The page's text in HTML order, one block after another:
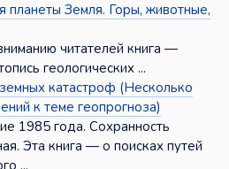
планеты Земля. Горы, животные,
читателей книга —
геологических ...
катастроф (Несколько
к теме геопрогноза)
1985 года. Сохранность
Эта книга — о поисках путей